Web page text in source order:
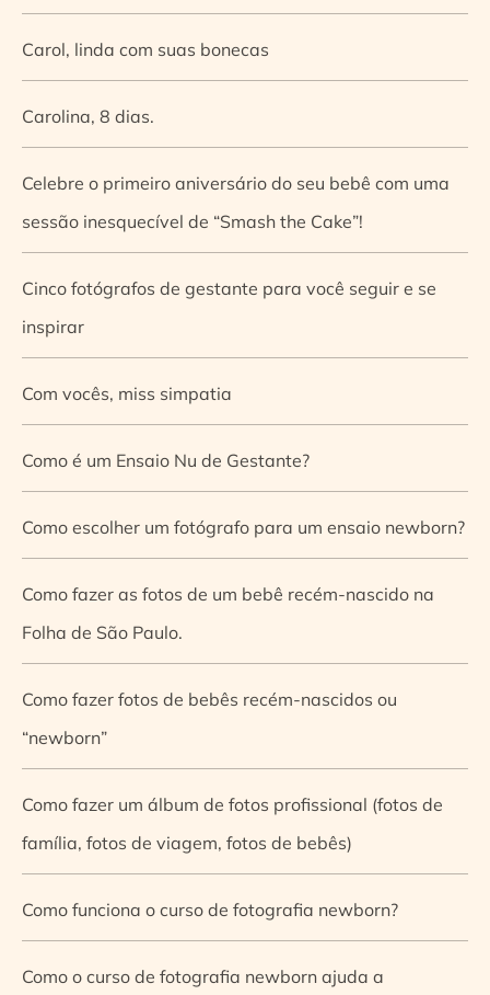
Carol, linda com suas bonecas
Carolina, 8 dias.
Celebre o primeiro aniversário do seu bebê com uma
sessão inesquecível de “Smash the Cake”!
Cinco fotógrafos de gestante para você seguir e se
inspirar
Com vocês, miss simpatia
Como é um Ensaio Nu de Gestante?
Como escolher um fotógrafo para um ensaio newborn?
Como fazer as fotos de um bebê recém-nascido na
Folha de São Paulo.
Como fazer fotos de bebês recém-nascidos ou
“newborn”
Como fazer um álbum de fotos profissional (fotos de
família, fotos de viagem, fotos de bebês)
Como funciona o curso de fotografia newborn?
Como o curso de fotografia newborn ajuda a